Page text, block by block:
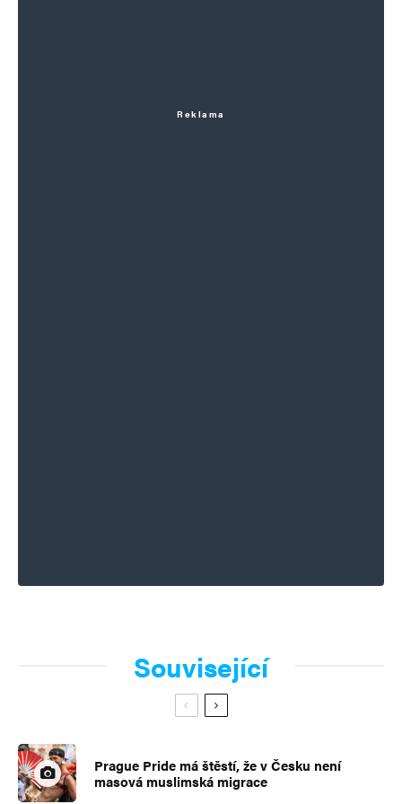
Reklama
Související
Prague Pride má štěstí, že v Česku není
masová muslimská migrace